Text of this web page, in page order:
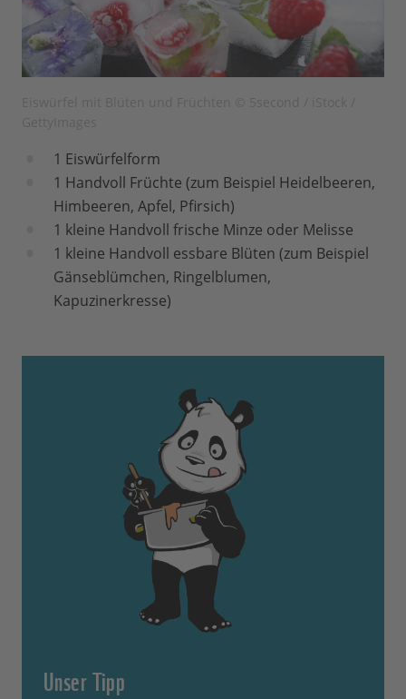
1 Eiswürfelform
1 Handvoll Früchte (zum Beispiel Heidelbeeren,
Himbeeren, Apfel, Pfirsich)
1 kleine Handvoll frische Minze oder Melisse
1 kleine Handvoll essbare Blüten (zum Beispiel
Gänseblümchen, Ringelblumen,
Kapuzinerkresse)
Unser Tipp